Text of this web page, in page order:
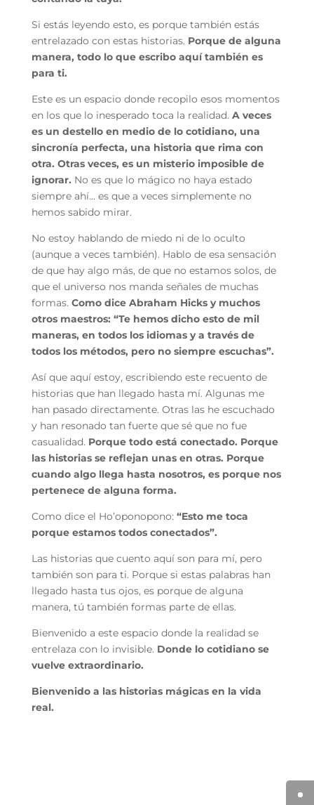
Si estás leyendo esto, es porque también estás
entrelazado con estas historias. Porque de alguna
manera, todo lo que escribo aquí también es
para ti.
Este es un espacio donde recopilo esos momentos
en los que lo inesperado toca la realidad. A veces
es un destello en medio de lo cotidiano, una
sincronía perfecta, una historia que rima con
otra. Otras veces, es un misterio imposible de
ignorar. No es que lo mágico no haya estado
siempre ahí… es que a veces simplemente no
hemos sabido mirar.
No estoy hablando de miedo ni de lo oculto
(aunque a veces también). Hablo de esa sensación
de que hay algo más, de que no estamos solos, de
que el universo nos manda señales de muchas
formas. Como dice Abraham Hicks y muchos
otros maestros: “Te hemos dicho esto de mil
maneras, en todos los idiomas y a través de
todos los métodos, pero no siempre escuchas”.
Así que aquí estoy, escribiendo este recuento de
historias que han llegado hasta mí. Algunas me
han pasado directamente. Otras las he escuchado
y han resonado tan fuerte que sé que no fue
casualidad. Porque todo está conectado. Porque
las historias se reflejan unas en otras. Porque
cuando algo llega hasta nosotros, es porque nos
pertenece de alguna forma.
Como dice el Ho’oponopono: “Esto me toca
porque estamos todos conectados”.
Las historias que cuento aquí son para mí, pero
también son para ti. Porque si estas palabras han
llegado hasta tus ojos, es porque de alguna
manera, tú también formas parte de ellas.
Bienvenido a este espacio donde la realidad se
entrelaza con lo invisible. Donde lo cotidiano se
vuelve extraordinario.
Bienvenido a las historias mágicas en la vida
real.